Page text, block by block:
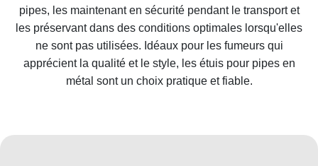
pipes, les maintenant en sécurité pendant le transport et
les préservant dans des conditions optimales lorsqu'elles
ne sont pas utilisées. Idéaux pour les fumeurs qui
apprécient la qualité et le style, les étuis pour pipes en
métal sont un choix pratique et fiable.